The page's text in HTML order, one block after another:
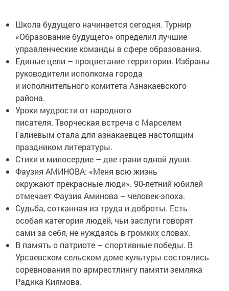
Школа будущего начинается сегодня. Турнир
«Образование будущего» определил лучшие
управленческие команды в сфере образования.
Единые цели – процветание территории. Избраны
руководители исполкома города
и исполнительного комитета Азнакаевского
района.
Уроки мудрости от народного
писателя. Творческая встреча с Марселем
Галиевым стала для азнакаевцев настоящим
праздником литературы.
Стихи и милосердие – две грани одной души.
Фаузия АМИНОВА: «Меня всю жизнь
окружают прекрасные люди». 90-летний юбилей
отмечает Фаузия Аминова – человек-эпоха.
Судьба, сотканная из труда и доброты. Есть
особая категория людей, чьи заслуги говорят
сами за себя, не нуждаясь в громких словах.
В память о патриоте – спортивные победы. В
Урсаевском сельском доме культуры состоялись
соревнования по армрестлингу памяти земляка
Радика Киямова.